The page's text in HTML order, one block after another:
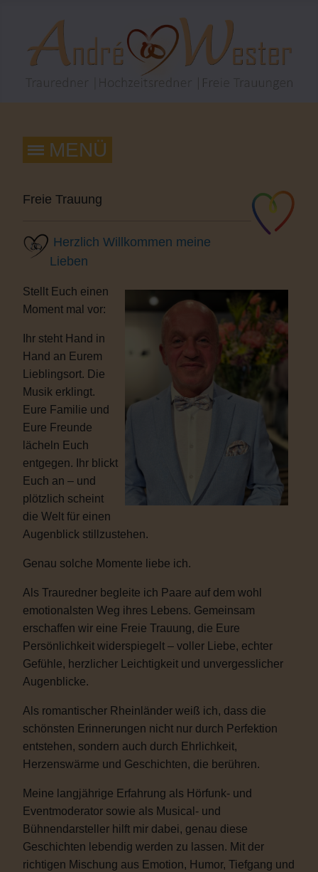
Freie Trauung
Herzlich Willkommen meine
Lieben
Stellt Euch einen
Moment mal vor:
Ihr steht Hand in
Hand an Eurem
Lieblingsort. Die
Musik erklingt.
Eure Familie und
Eure Freunde
lächeln Euch
entgegen. Ihr blickt
Euch an – und
plötzlich scheint
die Welt für einen
Augenblick stillzustehen.
Genau solche Momente liebe ich.
Als Trauredner begleite ich Paare auf dem wohl
emotionalsten Weg ihres Lebens. Gemeinsam
erschaffen wir eine Freie Trauung, die Eure
Persönlichkeit widerspiegelt – voller Liebe, echter
Gefühle, herzlicher Leichtigkeit und unvergesslicher
Augenblicke.
Als romantischer Rheinländer weiß ich, dass die
schönsten Erinnerungen nicht nur durch Perfektion
entstehen, sondern auch durch Ehrlichkeit,
Herzenswärme und Geschichten, die berühren.
Meine langjährige Erfahrung als Hörfunk- und
Eventmoderator sowie als Musical- und
Bühnendarsteller hilft mir dabei, genau diese
Geschichten lebendig werden zu lassen. Mit der
richtigen Mischung aus Emotion, Humor, Tiefgang und